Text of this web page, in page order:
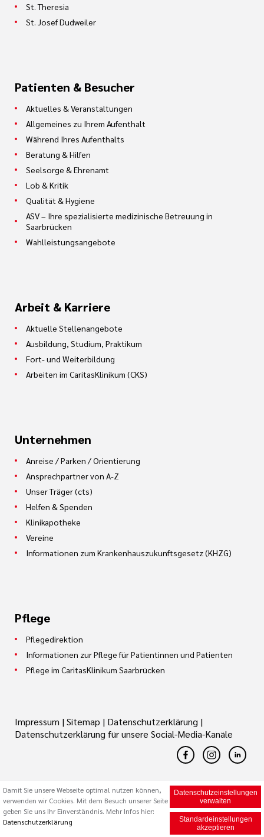
St. Theresia
St. Josef Dudweiler
Patienten & Besucher
Aktuelles & Veranstaltungen
Allgemeines zu Ihrem Aufenthalt
Während Ihres Aufenthalts
Beratung & Hilfen
Seelsorge & Ehrenamt
Lob & Kritik
Qualität & Hygiene
ASV – Ihre spezialisierte medizinische Betreuung in
Saarbrücken
Wahlleistungsangebote
Arbeit & Karriere
Aktuelle Stellenangebote
Ausbildung, Studium, Praktikum
Fort- und Weiterbildung
Arbeiten im CaritasKlinikum (CKS)
Unternehmen
Anreise / Parken / Orientierung
Ansprechpartner von A-Z
Unser Träger (cts)
Helfen & Spenden
Klinikapotheke
Vereine
Informationen zum Krankenhauszukunftsgesetz (KHZG)
Pflege
Pflegedirektion
Informationen zur Pflege für Patientinnen und Patienten
Pflege im CaritasKlinikum Saarbrücken
© 2026 Caritas Trägergesellschaft Saarbrücken mbH (cts)
Impressum | Sitemap | Datenschutzerklärung |
Datenschutzerklärung für unsere Social-Media-Kanäle
Datenschutzeinstellungen
verwalten
Standardeinstellungen
akzeptieren
Damit Sie unsere Webseite optimal nutzen können,
verwenden wir Cookies. Mit dem Besuch unserer Seite
geben Sie uns Ihr Einverständnis. Mehr Infos hier:
Datenschutzerklärung